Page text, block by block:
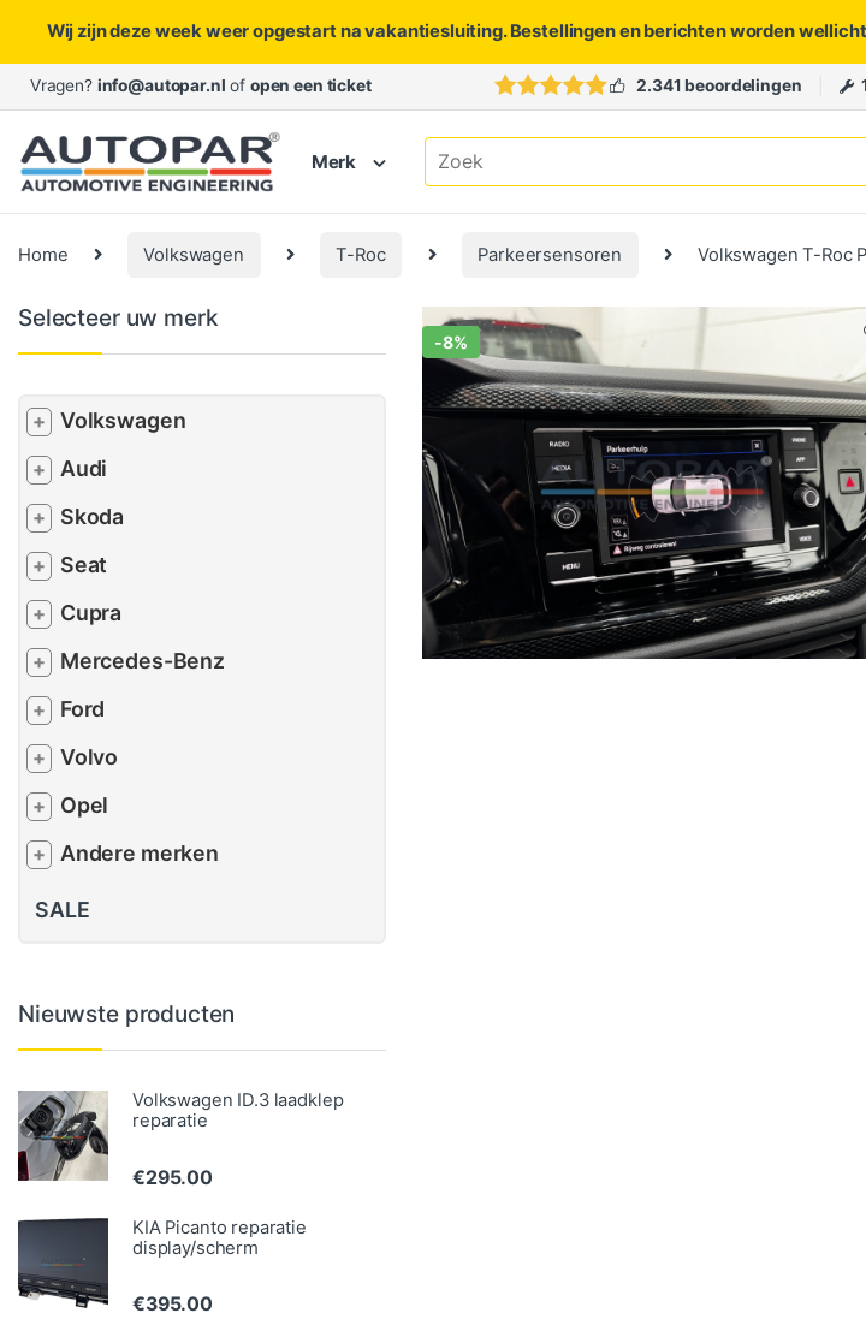
Wij zijn deze week weer opgestart na vakantiesluiting. Bestellingen en berichten worden
Skip to navigation
Skip to content
Vragen? info@autopar.nl of open een ticket 2.341 beoordelingen
Merk
Search for:
Home Volkswagen T-Roc Parkeersensoren Volkswagen T-Roc
-8%
Selecteer uw merk
+ Volkswagen
+ Audi
+ Skoda
+ Seat
+ Cupra
+ Mercedes-Benz
+ Ford
+ Volvo
+ Opel
+ Andere merken
SALE
Nieuwste producten
Volkswagen ID.3 laadklep
reparatie
€295.00
KIA Picanto reparatie
display/scherm
€395.00